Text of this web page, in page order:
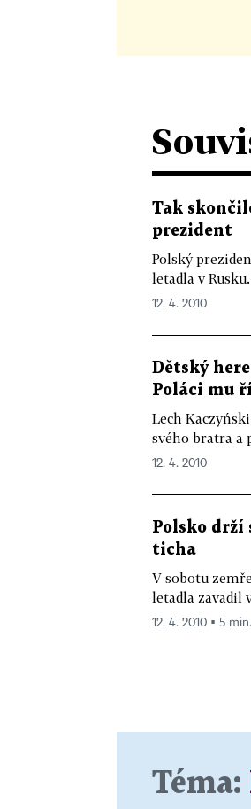
Tak
prezident
Polský
letadla v
12. 4. 2010
Dětský
Poláci mu
Lech
svého bratra a
12. 4. 2010
Polsko drží
ticha
V sobotu
letadla zavadil
12. 4. 2010 ▪ 5
Téma: